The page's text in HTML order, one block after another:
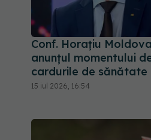
Conf. Horațiu
anunțul momentului
cardurile de sănătate
15 iul 2026, 16:54